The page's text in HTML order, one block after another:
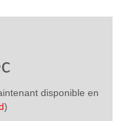
disponible en
)